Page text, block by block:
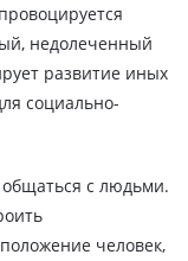
недолеченный
развитие иных
социально-
общаться с людьми.
человек,